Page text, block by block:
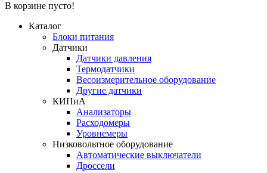
В корзине пусто!
Каталог
Блоки питания
Датчики
Датчики давления
Термодатчики
Весоизмерительное оборудование
Другие датчики
КИПиА
Анализаторы
Расходомеры
Уровнемеры
Низковольтное оборудование
Автоматические выключатели
Дроссели